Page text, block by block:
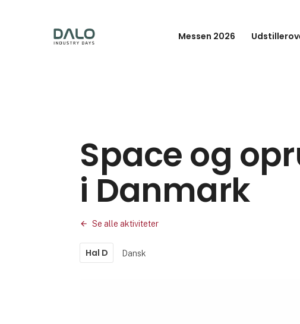
Messen 2026
Space og
i Danmark
Se alle aktiviteter
Hal D Dansk